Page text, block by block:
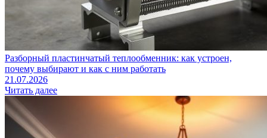
Разборный пластинчатый теплообменник: как устроен,
почему выбирают и как с ним работать
21.07.2026
Читать далее